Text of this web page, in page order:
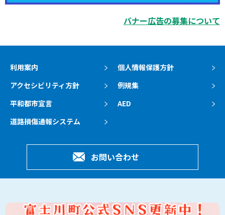
バナー広告の募集について
利用案内
個人情報保護方針
アクセシビリティ方針
例規集
平和都市宣言
AED
道路損傷通報システム
お問い合わせ